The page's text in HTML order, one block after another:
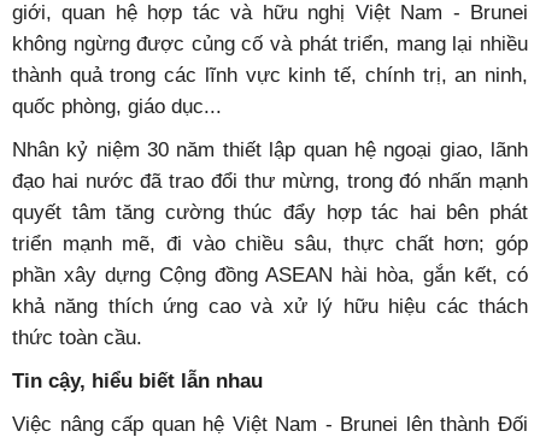
giới, quan hệ hợp tác và hữu nghị Việt Nam - Brunei
không ngừng được củng cố và phát triển, mang lại nhiều
thành quả trong các lĩnh vực kinh tế, chính trị, an ninh,
quốc phòng, giáo dục...
Nhân kỷ niệm 30 năm thiết lập quan hệ ngoại giao, lãnh
đạo hai nước đã trao đổi thư mừng, trong đó nhấn mạnh
quyết tâm tăng cường thúc đẩy hợp tác hai bên phát
triển mạnh mẽ, đi vào chiều sâu, thực chất hơn; góp
phần xây dựng Cộng đồng ASEAN hài hòa, gắn kết, có
khả năng thích ứng cao và xử lý hữu hiệu các thách
thức toàn cầu.
Tin cậy, hiểu biết lẫn nhau
Việc nâng cấp quan hệ Việt Nam - Brunei lên thành Đối